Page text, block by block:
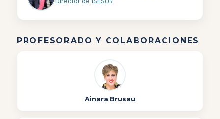
PROFESORADO Y COLABORACIONES
Ainara Brusau